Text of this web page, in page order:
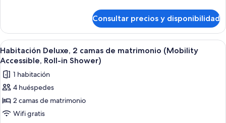
matrimonio
grande,
vistas
a
la
ciudad
(Mobility
Accessible,
Tub)
Deluxe,
cama
de
grande,
vistas
la
ciudad
Consultar precios y disponibilidad
Abrir
todas
las
fotos
de
Habitación
Deluxe,
Habitación de hotel moderna con
4
Habitación Deluxe, 2 camas de matrimonio (Mobility
Accessible, Roll-in Shower)
1 habitación
4 huéspedes
2 camas de matrimonio
Wifi gratis